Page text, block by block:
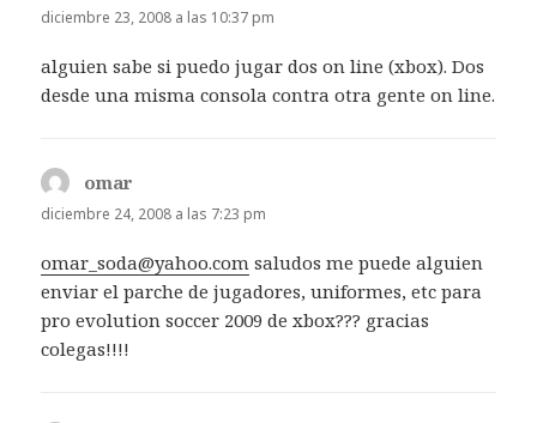
diciembre 23, 2008 a las 10:37 pm
alguien sabe si puedo jugar dos on line (xbox). Dos
desde una misma consola contra otra gente on line.
omar
diciembre 24, 2008 a las 7:23 pm
omar_soda@yahoo.com saludos me puede alguien
enviar el parche de jugadores, uniformes, etc para
pro evolution soccer 2009 de xbox??? gracias
colegas!!!!